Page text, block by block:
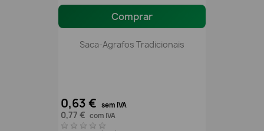
Comprar
Saca-Agrafos Tradicionais
0,63 € sem IVA
0,77 € com IVA